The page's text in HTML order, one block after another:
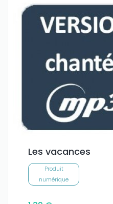
Les vacances
Produit
numérique